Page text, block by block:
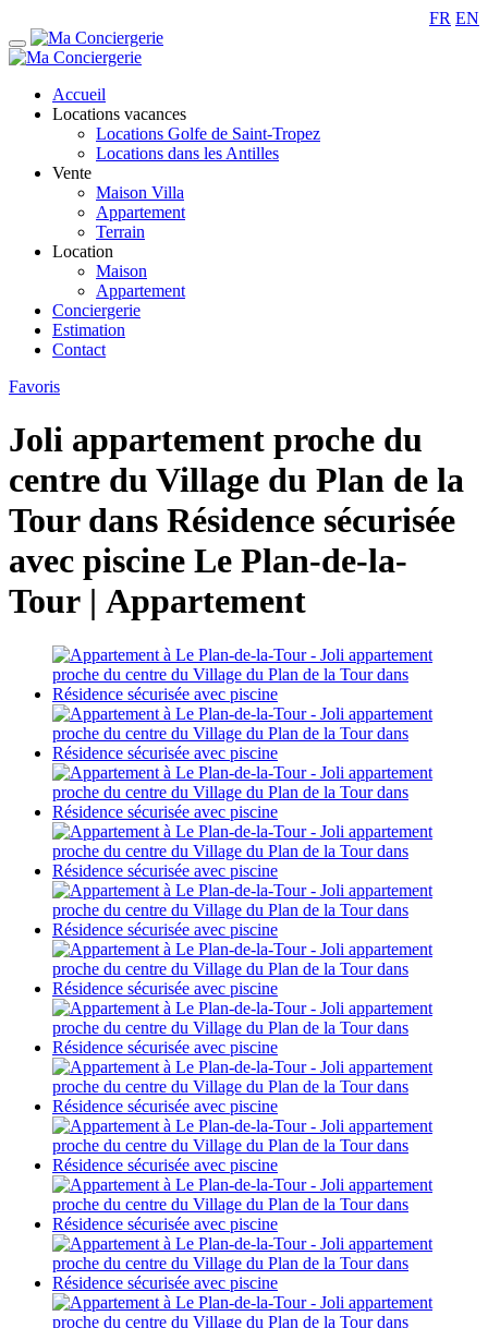
FR EN
Accueil
Locations vacances
Locations Golfe de Saint-Tropez
Locations dans les Antilles
Vente
Maison Villa
Appartement
Terrain
Location
Maison
Appartement
Conciergerie
Estimation
Contact
Favoris
Joli appartement proche du
centre du Village du Plan de la
Tour dans Résidence sécurisée
avec piscine Le Plan-de-la-
Tour | Appartement